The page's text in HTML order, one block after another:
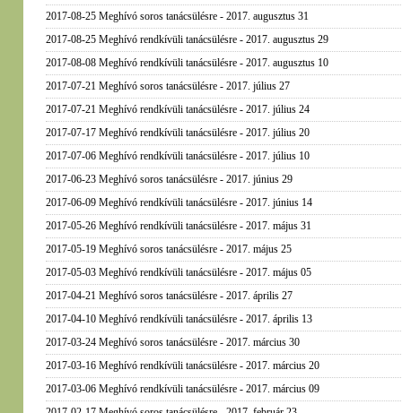
2017-08-25 Meghívó soros tanácsülésre - 2017. augusztus 31
2017-08-25 Meghívó rendkívüli tanácsülésre - 2017. augusztus 29
2017-08-08 Meghívó rendkívüli tanácsülésre - 2017. augusztus 10
2017-07-21 Meghívó soros tanácsülésre - 2017. július 27
2017-07-21 Meghívó rendkívüli tanácsülésre - 2017. július 24
2017-07-17 Meghívó rendkívüli tanácsülésre - 2017. július 20
2017-07-06 Meghívó rendkívüli tanácsülésre - 2017. július 10
2017-06-23 Meghívó soros tanácsülésre - 2017. június 29
2017-06-09 Meghívó rendkívüli tanácsülésre - 2017. június 14
2017-05-26 Meghívó rendkívüli tanácsülésre - 2017. május 31
2017-05-19 Meghívó soros tanácsülésre - 2017. május 25
2017-05-03 Meghívó rendkívüli tanácsülésre - 2017. május 05
2017-04-21 Meghívó soros tanácsülésre - 2017. április 27
2017-04-10 Meghívó rendkívüli tanácsülésre - 2017. április 13
2017-03-24 Meghívó soros tanácsülésre - 2017. március 30
2017-03-16 Meghívó rendkívüli tanácsülésre - 2017. március 20
2017-03-06 Meghívó rendkívüli tanácsülésre - 2017. március 09